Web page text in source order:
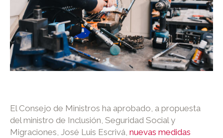
El Consejo de Ministros ha aprobado, a propuesta
del ministro de Inclusión, Seguridad Social y
Migraciones, José Luis Escrivá, nuevas medidas